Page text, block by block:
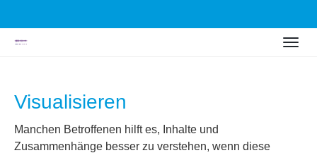
Visualisieren
Manchen Betroffenen hilft es, Inhalte und
Zusammenhänge besser zu verstehen, wenn diese